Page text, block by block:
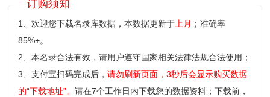
订购须知
1、欢迎您下载名录库数据，本数据更新于上月 ；准确率
85%+。
2、本名录合法有效，请用户遵守国家相关法律法规合法使用；
3、支付宝扫码完成后，请勿刷新页面，3秒后会显示购买数据
的“下载地址”。请在7个工作日内下载您的数据资料；下载前，